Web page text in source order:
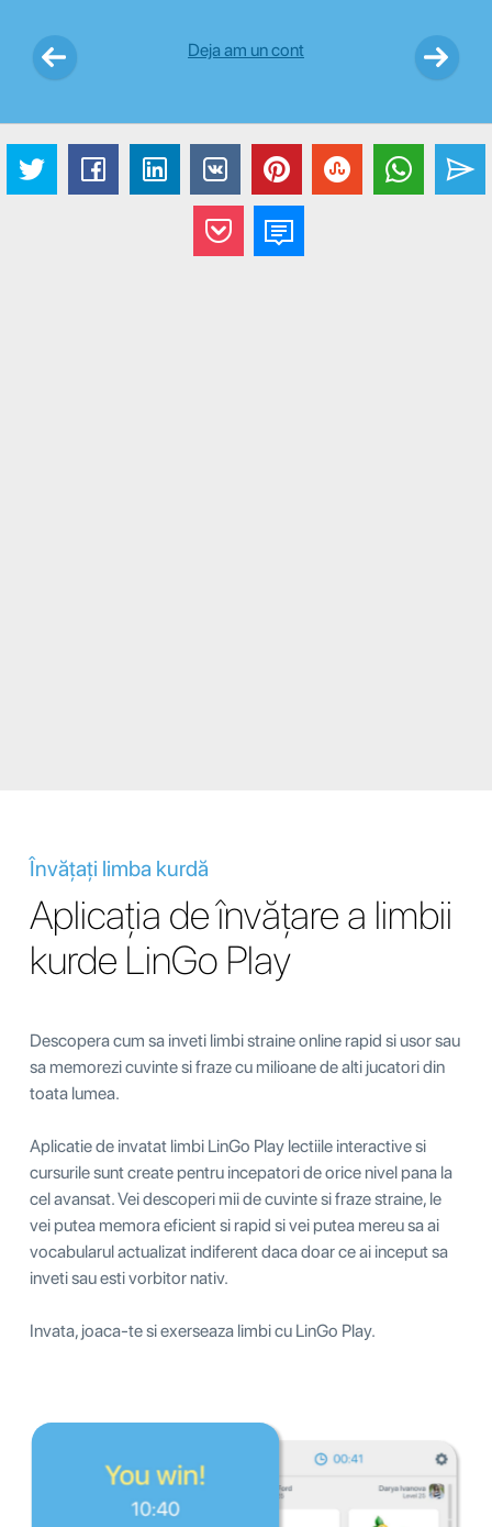
Deja am un cont
Învățați limba kurdă
Aplicația de învățare a limbii
kurde LinGo Play
Descopera cum sa inveti limbi straine online rapid si usor sau
sa memorezi cuvinte si fraze cu milioane de alti jucatori din
toata lumea.
Aplicatie de invatat limbi LinGo Play lectiile interactive si
cursurile sunt create pentru incepatori de orice nivel pana la
cel avansat. Vei descoperi mii de cuvinte si fraze straine, le
vei putea memora eficient si rapid si vei putea mereu sa ai
vocabularul actualizat indiferent daca doar ce ai inceput sa
inveti sau esti vorbitor nativ.
Invata, joaca-te si exerseaza limbi cu LinGo Play.